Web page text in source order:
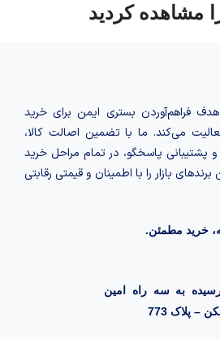
مشاهده کردید
از سال ۱۳۸۹ با هدف فراهم‌آوردن بستری ایمن برای خرید
می‌کند. ما با تضمین اصالت کالا،
پشتیبانی پاسخگو، در تمام مراحل خرید
بازار را با اطمینان و قیمتی رقابتی
خرید مطمئن.
به سه راه امین
پلاک 773